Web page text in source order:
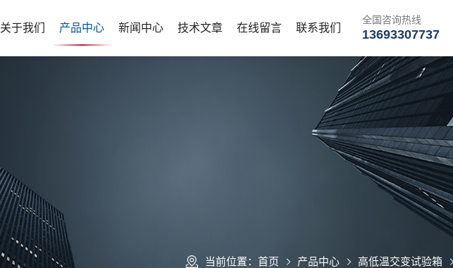
全国咨询热线
13693307737
关于我们 产品中心 新闻中心 技术文章 在线留言 联系我们
当前位置：首页 产品中心 高低温交变试验箱